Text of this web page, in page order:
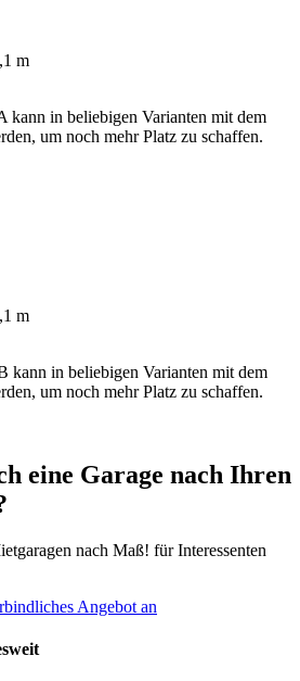
m
kann in beliebigen Varianten mit dem
um noch mehr Platz zu schaffen.
m
kann in beliebigen Varianten mit dem
um noch mehr Platz zu schaffen.
eine Garage nach Ihren
nach Maß! für Interessenten
Angebot an